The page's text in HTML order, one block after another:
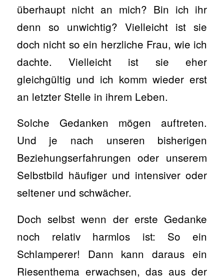
überhaupt nicht an mich? Bin ich ihr
denn so unwichtig? Vielleicht ist sie
doch nicht so ein herzliche Frau, wie ich
dachte. Vielleicht ist sie eher
gleichgültig und ich komm wieder erst
an letzter Stelle in ihrem Leben.
Solche Gedanken mögen auftreten.
Und je nach unseren bisherigen
Beziehungserfahrungen oder unserem
Selbstbild häufiger und intensiver oder
seltener und schwächer.
Doch selbst wenn der erste Gedanke
noch relativ harmlos ist: So ein
Schlamperer! Dann kann daraus ein
Riesenthema erwachsen, das aus der